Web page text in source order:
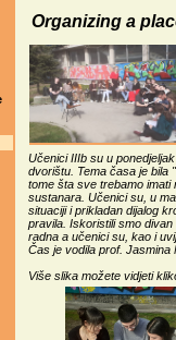
Organizing a
Učenici IIIb su u
dvorištu. Tema časa je bila
tome šta sve trebamo imati
sustanara. Učenici su, u
situaciji i prikladan dijalog
pravila. Iskoristili smo
radna a učenici su, kao i
Čas je vodila prof. Jasmina
Više slika možete vidjeti